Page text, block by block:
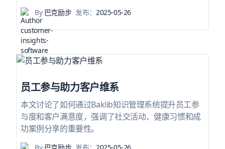
By巴克励步 发布：2025-05-26
员工参与助力客户维系
本文讨论了如何通过Baklib知识管理系统提升员工参
与度和客户满意度，强调了社交活动、健康习惯和成
功案例分享的重要性。